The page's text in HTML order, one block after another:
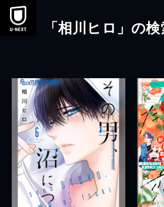
本文へスキップ
「相川ヒロ」の